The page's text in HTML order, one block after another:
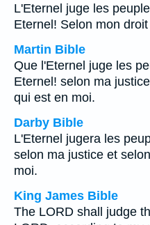
L'Eternel juge les
Eternel! Selon mon
Martin Bible
Que l'Eternel juge les
Eternel! selon ma
qui est en moi.
Darby Bible
L'Eternel jugera les
selon ma justice et
moi.
King James Bible
The LORD shall judge